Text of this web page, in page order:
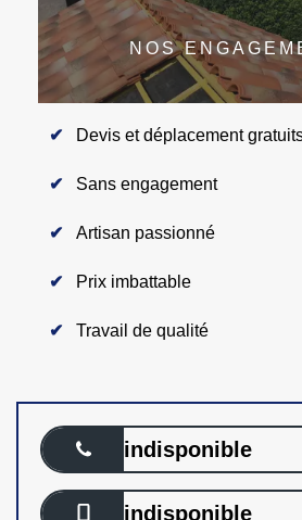
NOS
Devis et déplacement
Sans engagement
Artisan passionné
Prix imbattable
Travail de qualité
indisponible
indisponible